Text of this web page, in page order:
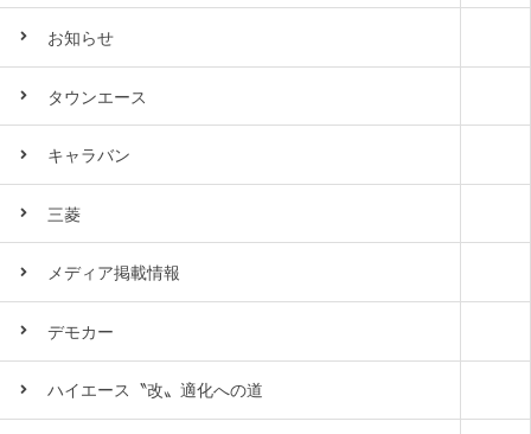
お知らせ
タウンエース
キャラバン
三菱
メディア掲載情報
デモカー
ハイエース〝改〟適化への道